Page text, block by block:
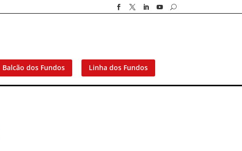
    U
Balcão dos Fundos Linha dos Fundos